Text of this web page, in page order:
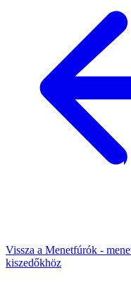
Vissza a Menetfúrók -
kiszedőkhöz